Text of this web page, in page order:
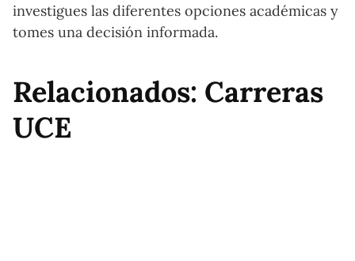
investigues las diferentes opciones académicas y
tomes una decisión informada.
Relacionados: Carreras
UCE